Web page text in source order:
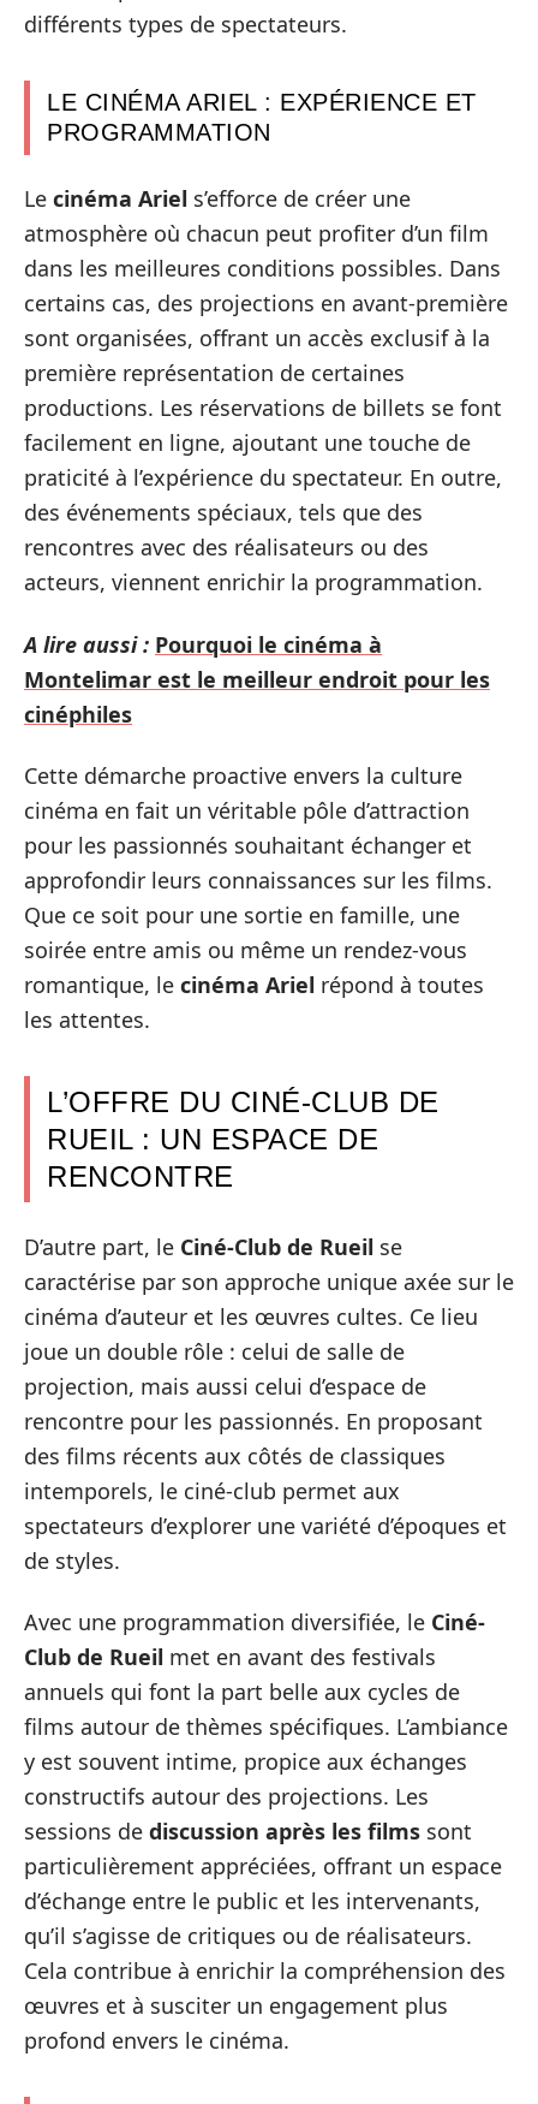
différents types de spectateurs.
LE CINÉMA ARIEL : EXPÉRIENCE ET
PROGRAMMATION
Le cinéma Ariel s’efforce de créer une
atmosphère où chacun peut profiter d’un film
dans les meilleures conditions possibles. Dans
certains cas, des projections en avant-première
sont organisées, offrant un accès exclusif à la
première représentation de certaines
productions. Les réservations de billets se font
facilement en ligne, ajoutant une touche de
praticité à l’expérience du spectateur. En outre,
des événements spéciaux, tels que des
rencontres avec des réalisateurs ou des
acteurs, viennent enrichir la programmation.
A lire aussi : Pourquoi le cinéma à
Montelimar est le meilleur endroit pour les
cinéphiles
Cette démarche proactive envers la culture
cinéma en fait un véritable pôle d’attraction
pour les passionnés souhaitant échanger et
approfondir leurs connaissances sur les films.
Que ce soit pour une sortie en famille, une
soirée entre amis ou même un rendez-vous
romantique, le cinéma Ariel répond à toutes
les attentes.
L’OFFRE DU CINÉ-CLUB DE
RUEIL : UN ESPACE DE
RENCONTRE
D’autre part, le Ciné-Club de Rueil se
caractérise par son approche unique axée sur le
cinéma d’auteur et les œuvres cultes. Ce lieu
joue un double rôle : celui de salle de
projection, mais aussi celui d’espace de
rencontre pour les passionnés. En proposant
des films récents aux côtés de classiques
intemporels, le ciné-club permet aux
spectateurs d’explorer une variété d’époques et
de styles.
Avec une programmation diversifiée, le Ciné-
Club de Rueil met en avant des festivals
annuels qui font la part belle aux cycles de
films autour de thèmes spécifiques. L’ambiance
y est souvent intime, propice aux échanges
constructifs autour des projections. Les
sessions de discussion après les films sont
particulièrement appréciées, offrant un espace
d’échange entre le public et les intervenants,
qu’il s’agisse de critiques ou de réalisateurs.
Cela contribue à enrichir la compréhension des
œuvres et à susciter un engagement plus
profond envers le cinéma.